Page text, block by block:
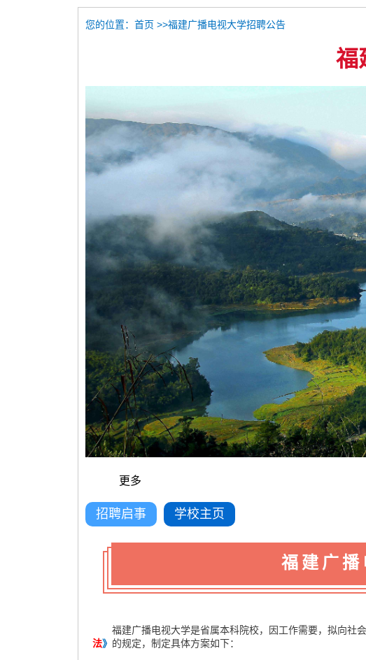
您的位置： 首页 >>福建广播电视大学招聘公告
福
更多
招聘启事 学校主页
福建广
福建广播电视大学是省属本科院校，因工作需要，拟向社
法》 的规定，制定具体方案如下：